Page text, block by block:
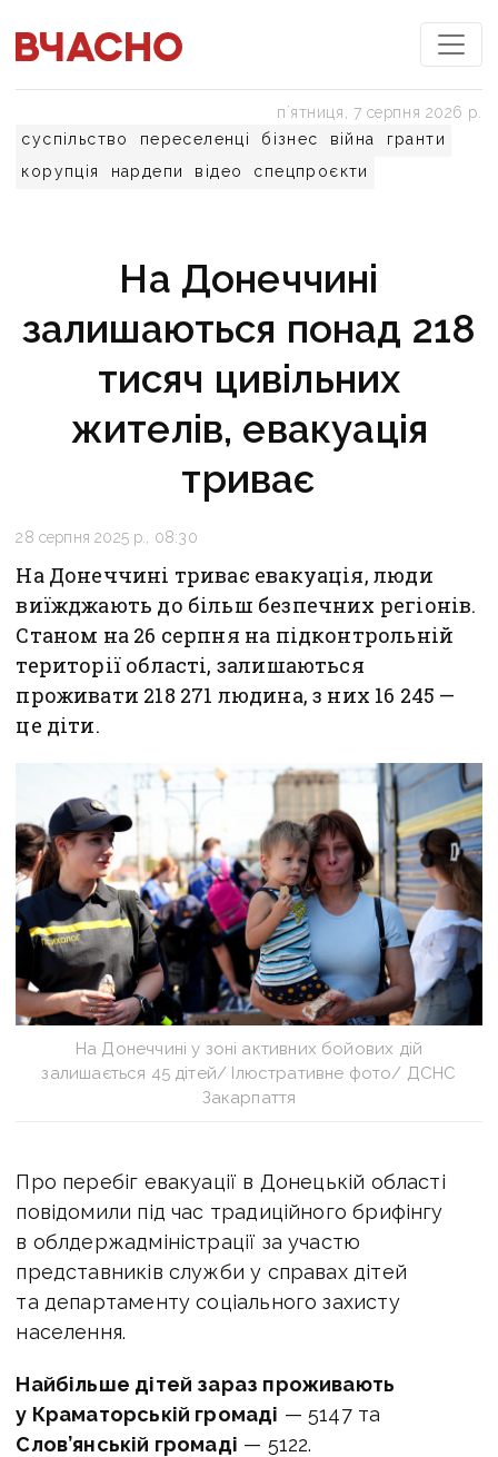
суспільство переселенці бізнес війна
гранти
корупція
нардепи відео спецпроєкти
пʼятниця, 7 серпня 2026 р.
На Донеччині
залишаються понад 218
тисяч цивільних
жителів, евакуація
триває
28 серпня 2025 р., 08:30
На Донеччині триває евакуація, люди
виїжджають до більш безпечних регіонів.
Станом на 26 серпня на підконтрольній
території області, залишаються
проживати 218 271 людина, з них 16 245 —
це діти.
На Донеччині у зоні активних бойових дій
залишається 45 дітей/ Ілюстративне фото/ ДСНС
Закарпаття
Про перебіг евакуації в Донецькій області
повідомили під час традиційного брифінгу
в облдержадміністрації за участю
представників служби у справах дітей
та департаменту соціального захисту
населення.
Найбільше дітей зараз проживають
у Краматорській громаді — 5147 та
Слов’янській громаді — 5122.